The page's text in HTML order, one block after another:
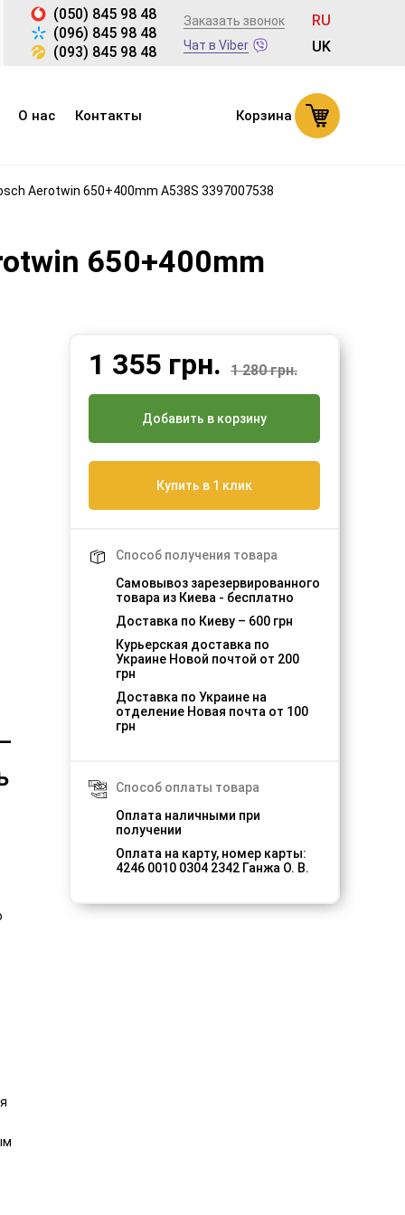
(050) 845 98 48
(096) 845 98 48
(093) 845 98 48
Заказать звонок
Чат в Viber
RU
UK
О нас Контакты Корзина
Aerotwin 650+400mm A538S 3397007538
650+400mm
1 355 грн. 1 280 грн.
Добавить в корзину
Купить в 1 клик
Способ получения товара
Самовывоз зарезервированного
товара из Киева - бесплатно
Доставка по Киеву – 600 грн
Курьерская доставка по
Украине Новой почтой от 200
грн
Доставка по Украине на
отделение Новая почта от 100
грн
Способ оплаты товара
Оплата наличными при
получении
Оплата на карту, номер карты:
4246 0010 0304 2342 Ганжа О. В.